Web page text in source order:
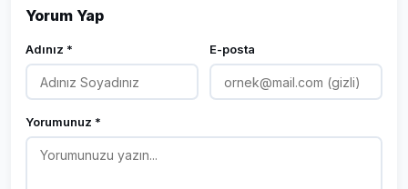
Yorum Yap
Adınız * E-posta
Yorumunuz *